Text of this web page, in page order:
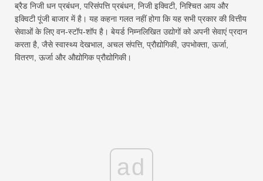
ब्रैड निजी धन प्रबंधन, परिसंपत्ति प्रबंधन, निजी इक्विटी, निश्चित आय और
इक्विटी पूंजी बाजार में है। यह कहना गलत नहीं होगा कि यह सभी प्रकार की वित्तीय
सेवाओं के लिए वन-स्टॉप-शॉप है। बेयर्ड निम्नलिखित उद्योगों को अपनी सेवाएं प्रदान
करता है, जैसे स्वास्थ्य देखभाल, अचल संपत्ति, प्रौद्योगिकी, उपभोक्ता, ऊर्जा,
वितरण, ऊर्जा और औद्योगिक प्रौद्योगिकी।
ad